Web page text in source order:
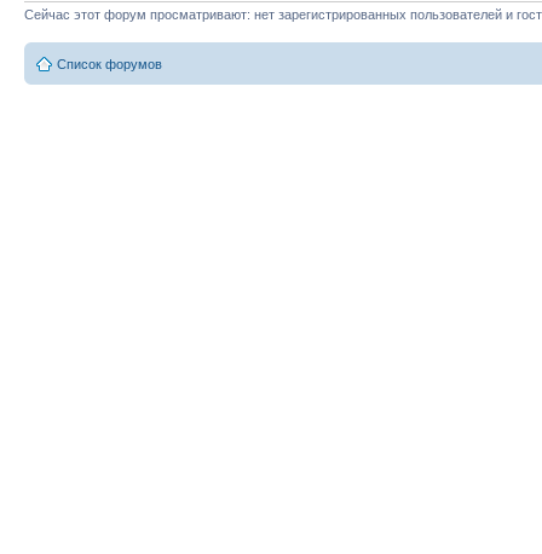
Сейчас этот форум просматривают: нет зарегистрированных пользователей и
Список форумов